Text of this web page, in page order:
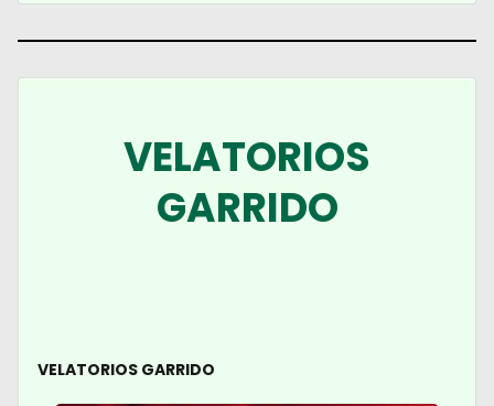
VELATORIOS
GARRIDO
VELATORIOS GARRIDO